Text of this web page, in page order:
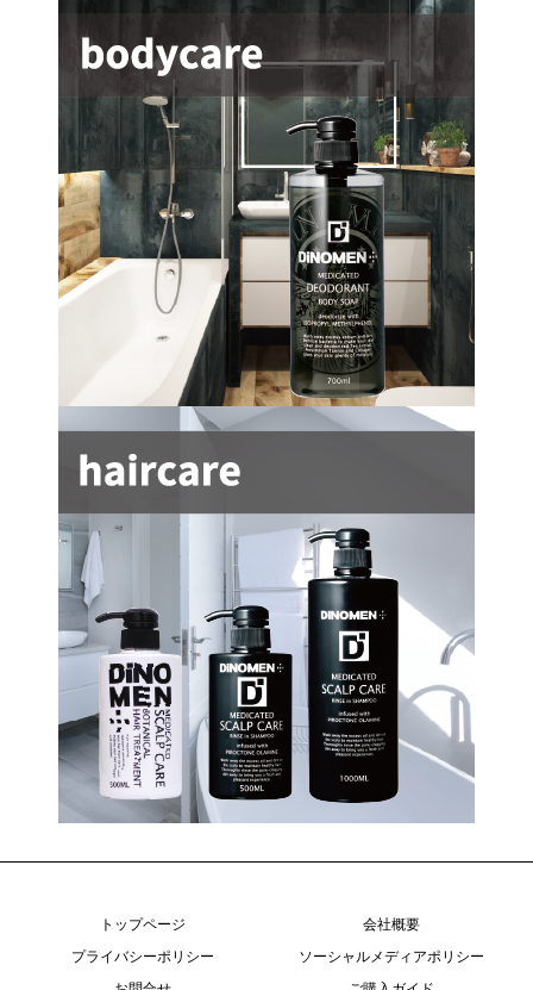
トップページ
会社概要
プライバシーポリシー
ソーシャルメディアポリシー